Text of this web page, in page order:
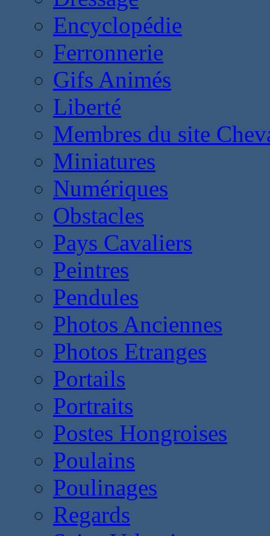
Encyclopédie
Ferronnerie
Gifs Animés
Liberté
Membres du site
Miniatures
Numériques
Obstacles
Pays Cavaliers
Peintres
Pendules
Photos Anciennes
Photos Etranges
Portails
Portraits
Postes Hongroises
Poulains
Poulinages
Regards